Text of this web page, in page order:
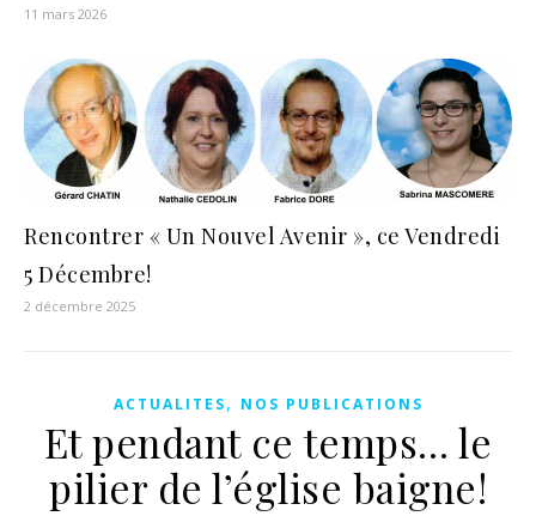
11 mars 2026
Rencontrer « Un Nouvel Avenir », ce Vendredi
5 Décembre!
2 décembre 2025
ACTUALITES, NOS PUBLICATIONS
Et pendant ce temps… le
pilier de l’église baigne!